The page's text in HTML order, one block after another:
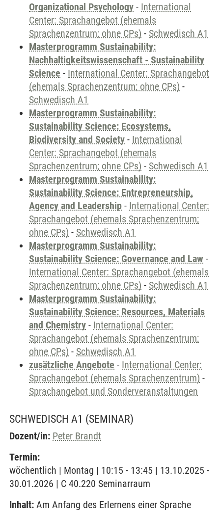
Organizational Psychology - International
Center: Sprachangebot (ehemals
Sprachenzentrum; ohne CPs) - Schwedisch A1
Masterprogramm Sustainability:
Nachhaltigkeitswissenschaft - Sustainability
Science - International Center: Sprachangebot
(ehemals Sprachenzentrum; ohne CPs) -
Schwedisch A1
Masterprogramm Sustainability:
Sustainability Science: Ecosystems,
Biodiversity and Society - International
Center: Sprachangebot (ehemals
Sprachenzentrum; ohne CPs) - Schwedisch A1
Masterprogramm Sustainability:
Sustainability Science: Entrepreneurship,
Agency and Leadership - International Center:
Sprachangebot (ehemals Sprachenzentrum;
ohne CPs) - Schwedisch A1
Masterprogramm Sustainability:
Sustainability Science: Governance and Law -
International Center: Sprachangebot (ehemals
Sprachenzentrum; ohne CPs) - Schwedisch A1
Masterprogramm Sustainability:
Sustainability Science: Resources, Materials
and Chemistry - International Center:
Sprachangebot (ehemals Sprachenzentrum;
ohne CPs) - Schwedisch A1
zusätzliche Angebote - International Center:
Sprachangebot (ehemals Sprachenzentrum) -
Sprachangebot und Sonderveranstaltungen
SCHWEDISCH A1 (SEMINAR)
Dozent/in: Peter Brandt
Termin:
wöchentlich | Montag | 10:15 - 13:45 | 13.10.2025 -
30.01.2026 | C 40.220 Seminarraum
Inhalt: Am Anfang des Erlernens einer Sprache